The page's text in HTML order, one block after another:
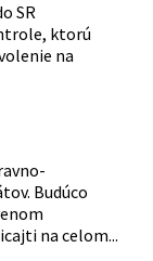
SR
ktorú
na
Budúco
na celom...